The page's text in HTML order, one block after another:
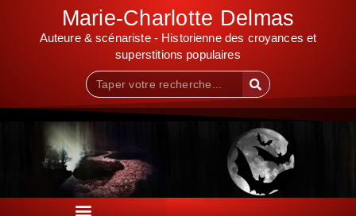
Marie-Charlotte Delmas
Auteure & scénariste - Historienne des croyances et
superstitions populaires